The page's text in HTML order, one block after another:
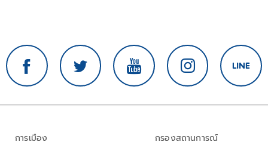
การเมือง
กรองสถานการณ์